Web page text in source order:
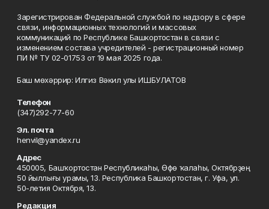
Зарегистрирован Федеральной службой по надзору в сфере
связи, информационных технологий и массовых
коммуникаций по Республике Башкортостан в связи с
изменением состава учредителей - регистрационный номер
ПИ № ТУ 02-01753 от 19 мая 2025 года.
Баш мөхәррир: Илгиз Вәкил улы ИШБУЛАТОВ
Телефон
(347)292-77-60
Эл. почта
henvil@yandex.ru
Адрес
450005, Башҡортостан Республикаһы, Өфө ҡалаһы, Октябрҙең
50 йыллығы урамы, 13. Республика Башкортостан, г. Уфа, ул.
50-летия Октября, 13.
Редакция